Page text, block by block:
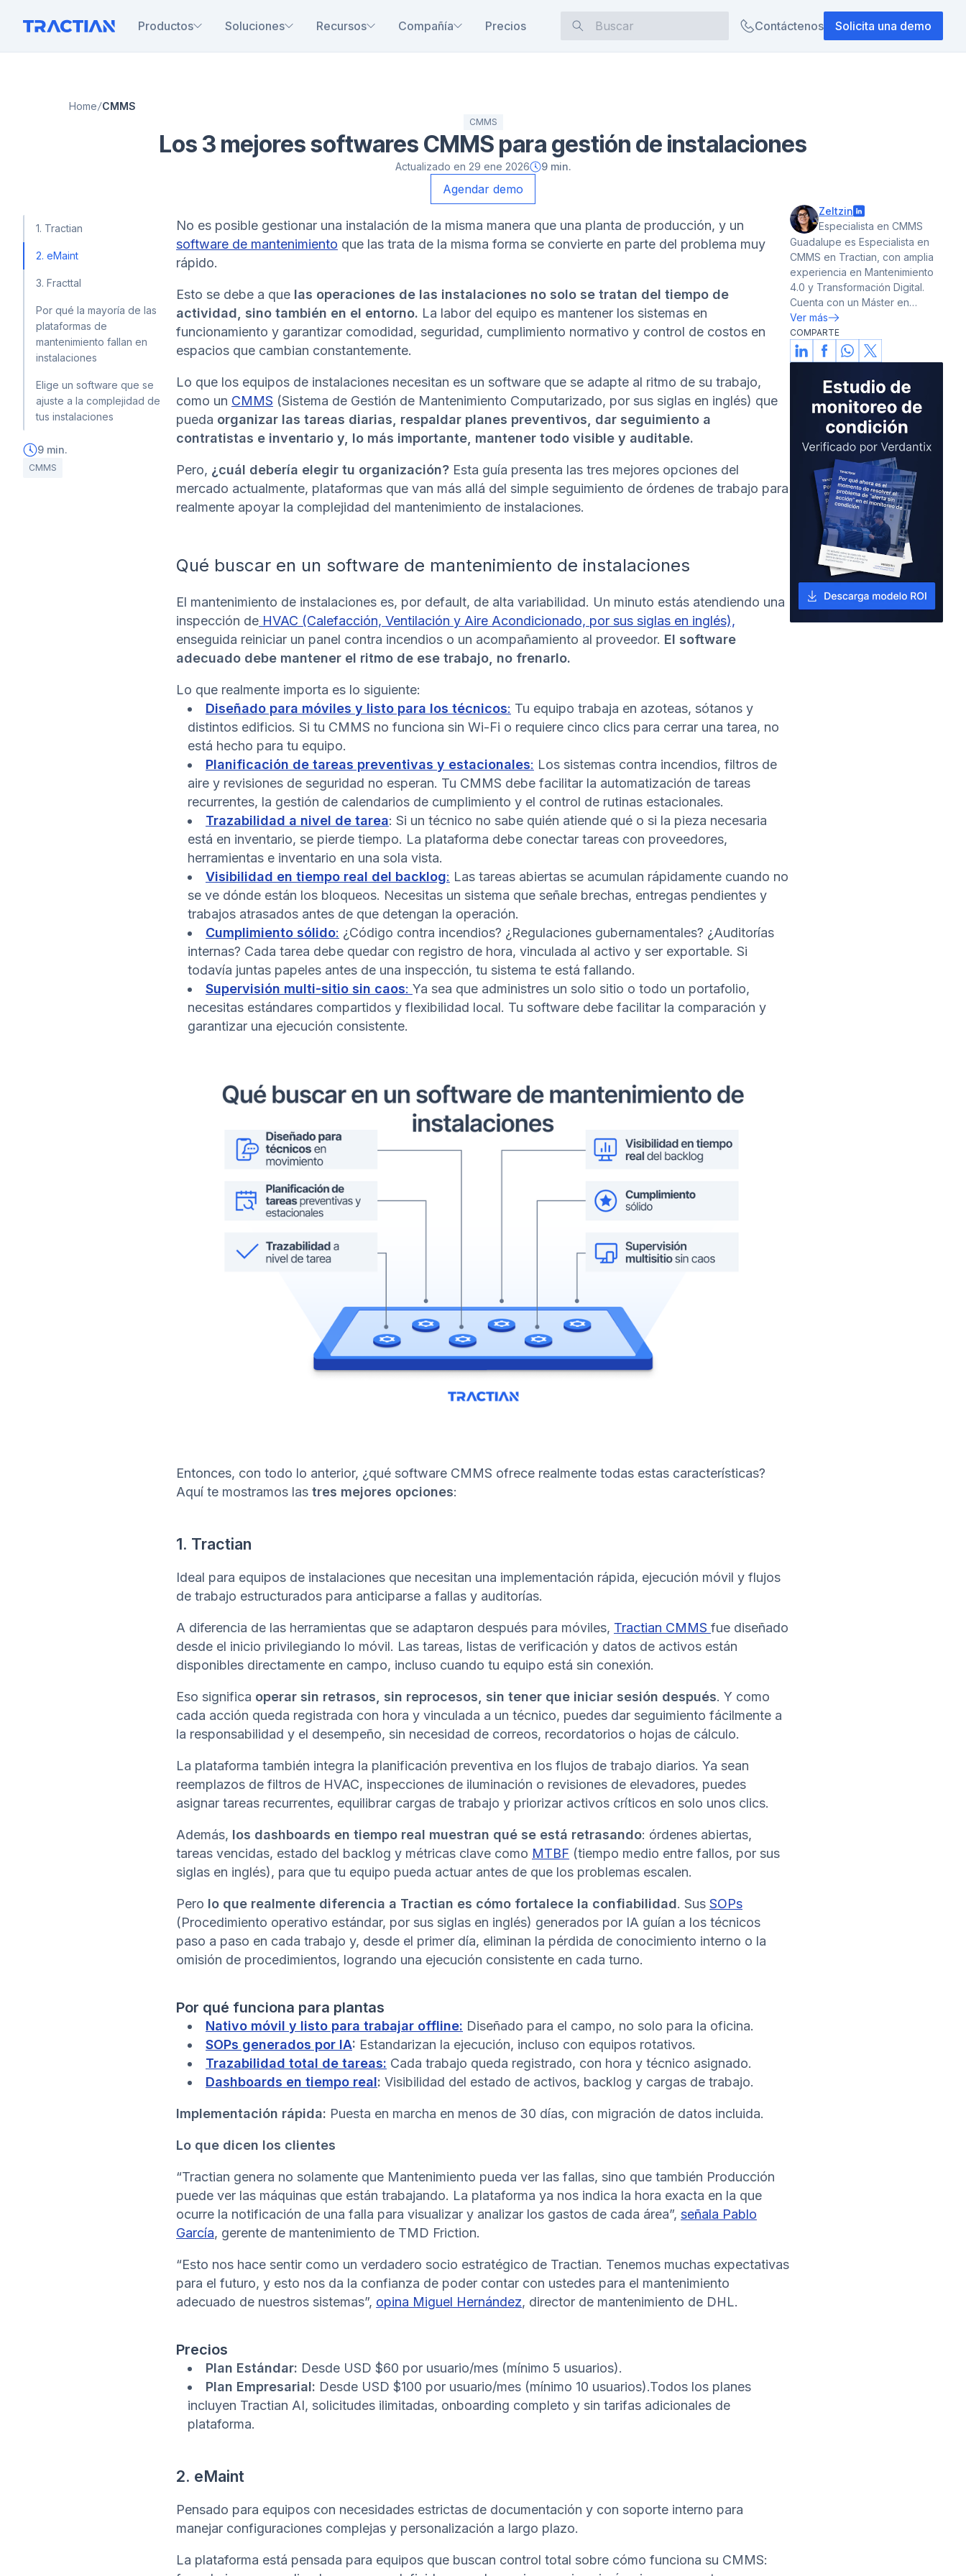
Productos Soluciones Recursos Compañía Precios Contáctenos Solicita una demo
Home CMMS
CMMS
Los 3 mejores softwares CMMS para gestión de instalaciones
Actualizado en 29 ene 2026 9min.
Agendar demo
1. Tractian
2. eMaint
3. Fracttal
Por qué la mayoría de las
plataformas de
mantenimiento fallan en
instalaciones
Elige un software que se
ajuste a la complejidad de
tus instalaciones
9 min.
CMMS
No es posible gestionar una instalación de la misma manera que una planta de producción, y un
software de mantenimiento que las trata de la misma forma se convierte en parte del problema muy
rápido.
Esto se debe a que las operaciones de las instalaciones no solo se tratan del tiempo de
actividad, sino también en el entorno. La labor del equipo es mantener los sistemas en
funcionamiento y garantizar comodidad, seguridad, cumplimiento normativo y control de costos en
espacios que cambian constantemente.
Lo que los equipos de instalaciones necesitan es un software que se adapte al ritmo de su trabajo,
como un CMMS (Sistema de Gestión de Mantenimiento Computarizado, por sus siglas en inglés) que
pueda organizar las tareas diarias, respaldar planes preventivos, dar seguimiento a
contratistas e inventario y, lo más importante, mantener todo visible y auditable.
Pero, ¿cuál debería elegir tu organización? Esta guía presenta las tres mejores opciones del
mercado actualmente, plataformas que van más allá del simple seguimiento de órdenes de trabajo para
realmente apoyar la complejidad del mantenimiento de instalaciones.
Qué buscar en un software de mantenimiento de instalaciones
El mantenimiento de instalaciones es, por default, de alta variabilidad. Un minuto estás atendiendo una
inspección de HVAC (Calefacción, Ventilación y Aire Acondicionado, por sus siglas en inglés),
enseguida reiniciar un panel contra incendios o un acompañamiento al proveedor. El software
adecuado debe mantener el ritmo de ese trabajo, no frenarlo.
Lo que realmente importa es lo siguiente:
Diseñado para móviles y listo para los técnicos: Tu equipo trabaja en azoteas, sótanos y
distintos edificios. Si tu CMMS no funciona sin Wi-Fi o requiere cinco clics para cerrar una tarea, no
está hecho para tu equipo.
Planificación de tareas preventivas y estacionales: Los sistemas contra incendios, filtros de
aire y revisiones de seguridad no esperan. Tu CMMS debe facilitar la automatización de tareas
recurrentes, la gestión de calendarios de cumplimiento y el control de rutinas estacionales.
Trazabilidad a nivel de tarea: Si un técnico no sabe quién atiende qué o si la pieza necesaria
está en inventario, se pierde tiempo. La plataforma debe conectar tareas con proveedores,
herramientas e inventario en una sola vista.
Visibilidad en tiempo real del backlog: Las tareas abiertas se acumulan rápidamente cuando no
se ve dónde están los bloqueos. Necesitas un sistema que señale brechas, entregas pendientes y
trabajos atrasados antes de que detengan la operación.
Cumplimiento sólido: ¿Código contra incendios? ¿Regulaciones gubernamentales? ¿Auditorías
internas? Cada tarea debe quedar con registro de hora, vinculada al activo y ser exportable. Si
todavía juntas papeles antes de una inspección, tu sistema te está fallando.
Supervisión multi-sitio sin caos: Ya sea que administres un solo sitio o todo un portafolio,
necesitas estándares compartidos y flexibilidad local. Tu software debe facilitar la comparación y
garantizar una ejecución consistente.
Entonces, con todo lo anterior, ¿qué software CMMS ofrece realmente todas estas características?
Aquí te mostramos las tres mejores opciones:
1. Tractian
Ideal para equipos de instalaciones que necesitan una implementación rápida, ejecución móvil y flujos
de trabajo estructurados para anticiparse a fallas y auditorías.
A diferencia de las herramientas que se adaptaron después para móviles, Tractian CMMS fue diseñado
desde el inicio privilegiando lo móvil. Las tareas, listas de verificación y datos de activos están
disponibles directamente en campo, incluso cuando tu equipo está sin conexión.
Eso significa operar sin retrasos, sin reprocesos, sin tener que iniciar sesión después. Y como
cada acción queda registrada con hora y vinculada a un técnico, puedes dar seguimiento fácilmente a
la responsabilidad y el desempeño, sin necesidad de correos, recordatorios o hojas de cálculo.
La plataforma también integra la planificación preventiva en los flujos de trabajo diarios. Ya sean
reemplazos de filtros de HVAC, inspecciones de iluminación o revisiones de elevadores, puedes
asignar tareas recurrentes, equilibrar cargas de trabajo y priorizar activos críticos en solo unos clics.
Además, los dashboards en tiempo real muestran qué se está retrasando: órdenes abiertas,
tareas vencidas, estado del backlog y métricas clave como MTBF (tiempo medio entre fallos, por sus
siglas en inglés), para que tu equipo pueda actuar antes de que los problemas escalen.
Pero lo que realmente diferencia a Tractian es cómo fortalece la confiabilidad. Sus SOPs
(Procedimiento operativo estándar, por sus siglas en inglés) generados por IA guían a los técnicos
paso a paso en cada trabajo y, desde el primer día, eliminan la pérdida de conocimiento interno o la
omisión de procedimientos, logrando una ejecución consistente en cada turno.
Por qué funciona para plantas
Nativo móvil y listo para trabajar offline: Diseñado para el campo, no solo para la oficina.
SOPs generados por IA: Estandarizan la ejecución, incluso con equipos rotativos.
Trazabilidad total de tareas: Cada trabajo queda registrado, con hora y técnico asignado.
Dashboards en tiempo real: Visibilidad del estado de activos, backlog y cargas de trabajo.
Implementación rápida: Puesta en marcha en menos de 30 días, con migración de datos incluida.
Lo que dicen los clientes
“Tractian genera no solamente que Mantenimiento pueda ver las fallas, sino que también Producción
puede ver las máquinas que están trabajando. La plataforma ya nos indica la hora exacta en la que
ocurre la notificación de una falla para visualizar y analizar los gastos de cada área”, señala Pablo
García, gerente de mantenimiento de TMD Friction.
“Esto nos hace sentir como un verdadero socio estratégico de Tractian. Tenemos muchas expectativas
para el futuro, y esto nos da la confianza de poder contar con ustedes para el mantenimiento
adecuado de nuestros sistemas”, opina Miguel Hernández, director de mantenimiento de DHL.
Precios
Plan Estándar: Desde USD $60 por usuario/mes (mínimo 5 usuarios).
Plan Empresarial: Desde USD $100 por usuario/mes (mínimo 10 usuarios).Todos los planes
incluyen Tractian AI, solicitudes ilimitadas, onboarding completo y sin tarifas adicionales de
plataforma.
2. eMaint
Pensado para equipos con necesidades estrictas de documentación y con soporte interno para
manejar configuraciones complejas y personalización a largo plazo.
La plataforma está pensada para equipos que buscan control total sobre cómo funciona su CMMS:
Zeltzin
Especialista en CMMS
Guadalupe es Especialista en
CMMS en Tractian, con amplia
experiencia en Mantenimiento
4.0 y Transformación Digital.
Cuenta con un Máster en
Innovación y Digitalización y
certificaciones en Data Science
e IoT del Tecnológico de
Monterrey. Fue Gerente Global
de Mantenimiento en Grupo
Bimbo, liderando la
digitalización en 120 panaderías
en varios países. Su enfoque
optimización industrial le
permite entregar soluciones
efectivas y alineadas a las
necesidades de cada cliente
Ver más
COMPARTE